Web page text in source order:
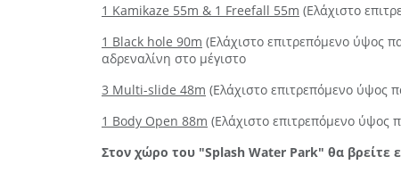
1 Kamikaze 55m & 1 Freefall 55m (Ελάχιστο
1 Black hole 90m (Ελάχιστο επιτρεπόμενο ύψος
αδρεναλίνη στο μέγιστο
3 Multi-slide 48m (Ελάχιστο επιτρεπόμενο ύψος
1 Body Open 88m (Ελάχιστο επιτρεπόμενο ύψος
Στον χώρο του "Splash Water Park" θα βρείτε